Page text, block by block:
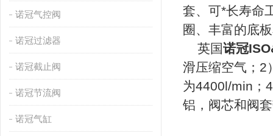
诺冠气控阀
诺冠过滤器
诺冠截止阀
诺冠节流阀
诺冠气缸
套、可*长寿命
圈、丰富的底
英国诺冠
滑压缩空气；2
为4400l/min；
铝，阀芯和阀